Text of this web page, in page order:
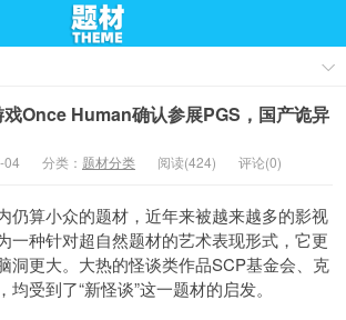
Once Human确认参展PGS，国产诡异
04 分类： 题材分类 阅读(424) 评论(0)
仍算小众的题材，近年来被越来越多的影视
一种针对超自然题材的艺术表现形式，它更
洞更大。大热的怪谈类作品SCP基金会、克
受到了“新怪谈”这一题材的启发。